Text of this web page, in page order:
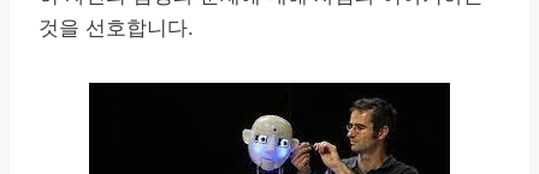
것을 선호합니다.